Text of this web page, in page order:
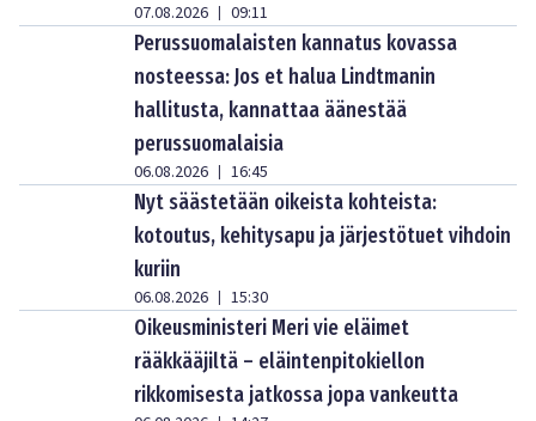
07.08.2026 | 09:11
Perussuomalaisten kannatus kovassa
nosteessa: Jos et halua Lindtmanin
hallitusta, kannattaa äänestää
perussuomalaisia
06.08.2026 | 16:45
Nyt säästetään oikeista kohteista:
kotoutus, kehitysapu ja järjestötuet vihdoin
kuriin
06.08.2026 | 15:30
Oikeusministeri Meri vie eläimet
rääkkääjiltä – eläintenpitokiellon
rikkomisesta jatkossa jopa vankeutta